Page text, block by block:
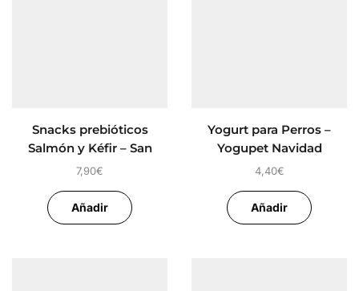
Snacks prebióticos
Salmón y Kéfir – San
Valentín Perruno
7,90€
Añadir
Yogurt para Perros –
Yogupet Navidad
4,40€
Añadir